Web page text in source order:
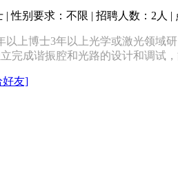
性别要求：不限 | 招聘人数：2人 |
以上博士3年以上光学或激光领
完成谐振腔和光路的设计和调试
好友]